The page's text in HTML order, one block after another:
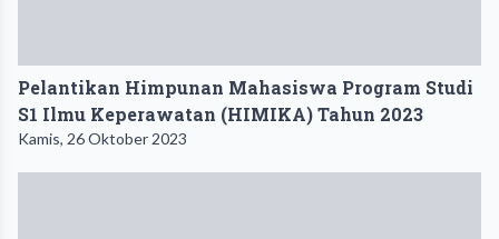
Pelantikan Himpunan Mahasiswa Program Studi
S1 Ilmu Keperawatan (HIMIKA) Tahun 2023
Kamis, 26 Oktober 2023